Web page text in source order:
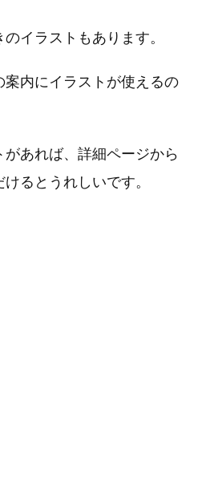
イラストもあります。
内にイラストが使えるの
あれば、詳細ページから
るとうれしいです。